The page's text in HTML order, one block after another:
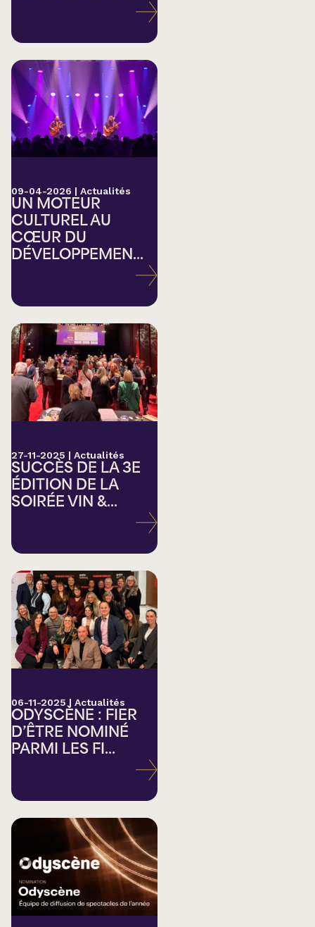
09-04-2026 | Actualités
UN MOTEUR
CULTUREL AU
CŒUR DU
DÉVELOPPEMEN...
27-11-2025 | Actualités
SUCCÈS DE LA 3E
ÉDITION DE LA
SOIRÉE VIN &...
06-11-2025 | Actualités
ODYSCÈNE : FIER
D’ÊTRE NOMINÉ
PARMI LES FI...